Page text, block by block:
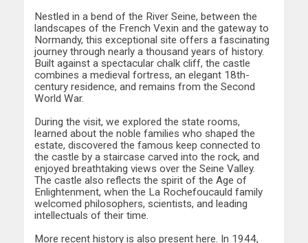
Nestled in a bend of the River Seine, between the
landscapes of the French Vexin and the gateway to
Normandy, this exceptional site offers a fascinating
journey through nearly a thousand years of history.
Built against a spectacular chalk cliff, the castle
combines a medieval fortress, an elegant 18th-
century residence, and remains from the Second
World War.
During the visit, we explored the state rooms,
learned about the noble families who shaped the
estate, discovered the famous keep connected to
the castle by a staircase carved into the rock, and
enjoyed breathtaking views over the Seine Valley.
The castle also reflects the spirit of the Age of
Enlightenment, when the La Rochefoucauld family
welcomed philosophers, scientists, and leading
intellectuals of their time.
More recent history is also present here. In 1944,